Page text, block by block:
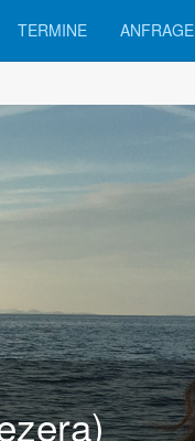
TERMINE ANFRAGE